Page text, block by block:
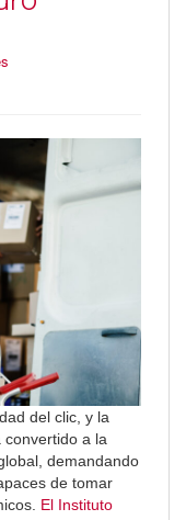
del clic, y la
convertido a la
demandando
de tomar
El Instituto